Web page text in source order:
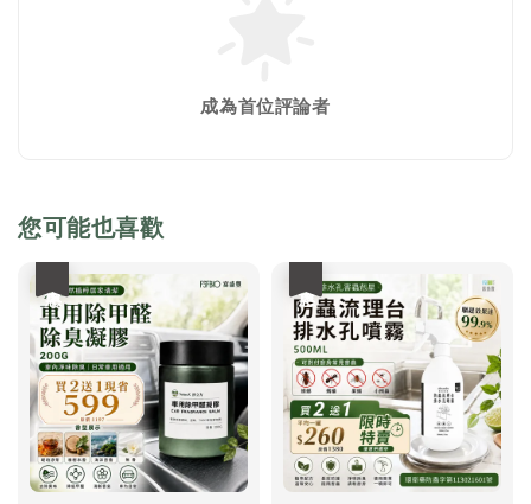
成為首位評論者
您可能也喜歡